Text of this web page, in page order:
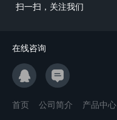
扫一扫，关注我们
在线咨询
首页 公司简介 产品中心